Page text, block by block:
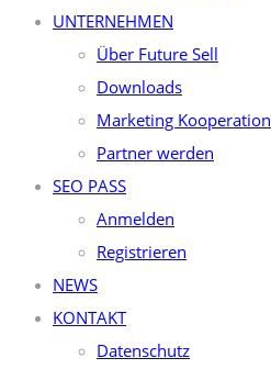
UNTERNEHMEN
Über Future Sell
Downloads
Marketing Kooperation
Partner werden
SEO PASS
Anmelden
Registrieren
NEWS
KONTAKT
Datenschutz